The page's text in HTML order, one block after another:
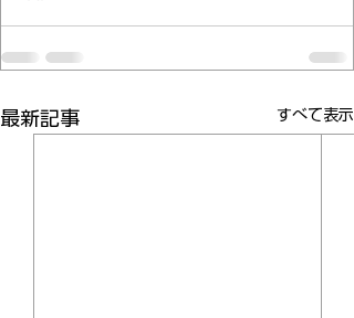
最新記事 すべて表示